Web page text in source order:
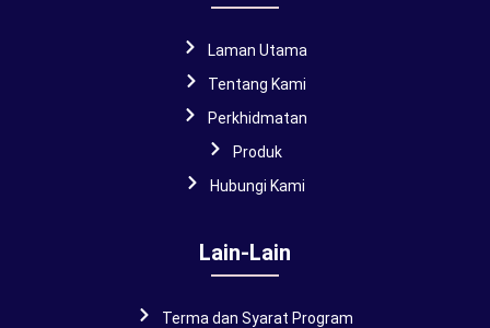
Laman Utama
Tentang Kami
Perkhidmatan
Produk
Hubungi Kami
Lain-Lain
Terma dan Syarat Program